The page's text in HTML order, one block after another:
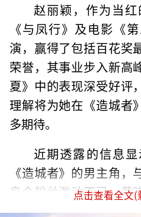
赵丽颖，作为当
《与凤行》及电影《
演，赢得了包括百花奖
荣誉，其事业步入新高
夏》中的表现深受好评
理解将为她在《造城者
多期待。
近期透露的信息
《造城者》的男主角
息令粉丝激动不已。黄
人气，在影视界占据重
点击查看全文(